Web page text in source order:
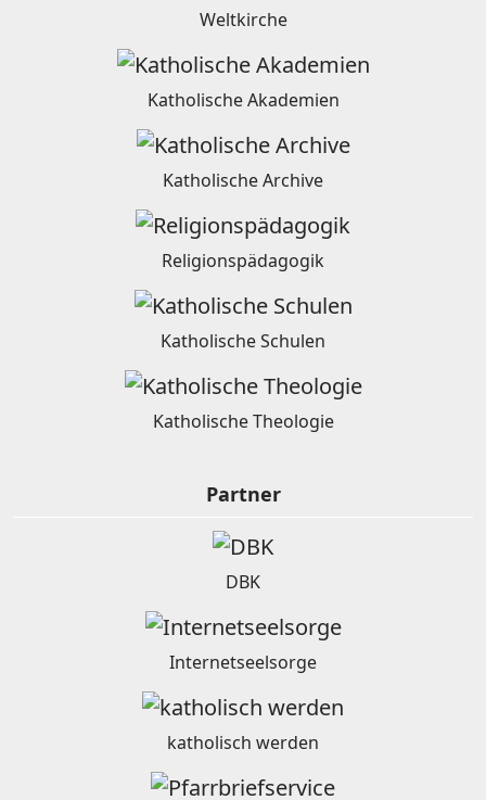
Weltkirche
Katholische Akademien
Katholische Archive
Religionspädagogik
Katholische Schulen
Katholische Theologie
Partner
DBK
Internetseelsorge
katholisch werden